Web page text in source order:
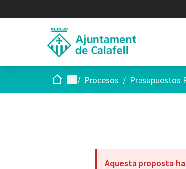
InicioMenú principal
/ Procesos / Presupuestos
Aquesta proposta